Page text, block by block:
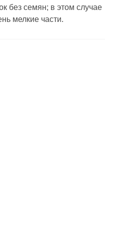
без семян; в этом случае
мелкие части.